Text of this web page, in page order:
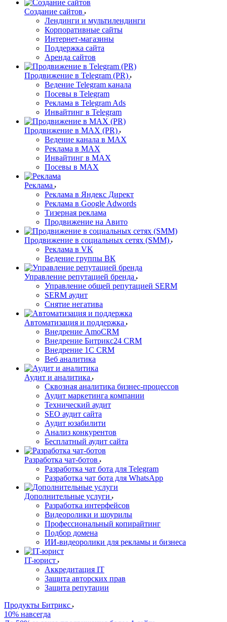
Создание сайтов
Лендинги и мультилендинги
Корпоративные сайты
Интернет-магазины
Поддержка сайта
Аренда сайтов
Продвижение в Telegram (PR)
Ведение Telegram канала
Посевы в Telegram
Реклама в Telegram Ads
Инвайтинг в Telegram
Продвижение в MAX (PR)
Ведение канала в MAX
Реклама в MAX
Инвайтинг в MAX
Посевы в MAX
Реклама
Реклама в Яндекс Директ
Реклама в Google Adwords
Тизерная реклама
Продвижение на Авито
Продвижение в социальных сетях (SMM)
Реклама в VK
Ведение группы ВК
Управление репутацией бренда
Управление общей репутацией SERM
SERM аудит
Снятие негатива
Автоматизация и поддержка
Внедрение AmoCRM
Внедрение Битрикс24 CRM
Внедрение 1C CRM
Веб аналитика
Аудит и аналитика
Сквозная аналитика бизнес-процессов
Аудит маркетинга компании
Технический аудит
SEO аудит сайта
Аудит юзабилити
Анализ конкурентов
Бесплатный аудит сайта
Разработка чат-ботов
Разработка чат бота для Telegram
Разработка чат бота для WhatsApp
Дополнительные услуги
Разработка интерфейсов
Видеоролики и шоурилы
Профессиональный копирайтинг
Подбор домена
ИИ-видеоролики для рекламы и бизнеса
IT-юрист
Аккредитация IT
Защита авторских прав
Защита репутации
Продукты Битрикс
10% навсегда